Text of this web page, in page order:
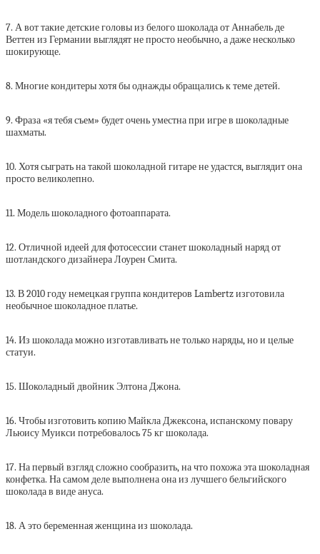
7. А вот такие детские головы из белого шоколада от Аннабель де
Веттен из Германии выглядят не просто необычно, а даже несколько
шокирующе.
8. Многие кондитеры хотя бы однажды обращались к теме детей.
9. Фраза «я тебя съем» будет очень уместна при игре в шоколадные
шахматы.
10. Хотя сыграть на такой шоколадной гитаре не удастся, выглядит она
просто великолепно.
11. Модель шоколадного фотоаппарата.
12. Отличной идеей для фотосессии станет шоколадный наряд от
шотландского дизайнера Лоурен Смита.
13. В 2010 году немецкая группа кондитеров Lambertz изготовила
необычное шоколадное платье.
14. Из шоколада можно изготавливать не только наряды, но и целые
статуи.
15. Шоколадный двойник Элтона Джона.
16. Чтобы изготовить копию Майкла Джексона, испанскому повару
Льюису Муикси потребовалось 75 кг шоколада.
17. На первый взгляд сложно сообразить, на что похожа эта шоколадная
конфетка. На самом деле выполнена она из лучшего бельгийского
шоколада в виде ануса.
18. А это беременная женщина из шоколада.